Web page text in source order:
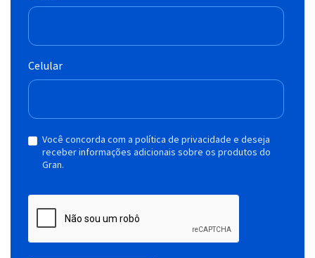
Celular
Você concorda com a política de privacidade e deseja
receber informações adicionais sobre os produtos do
Gran.